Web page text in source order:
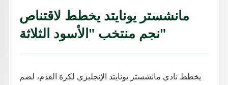
مانشستر يونايتد يخطط لاقتناص
نجم منتخب "الأسود الثلاثة"
يخطط نادي مانشستر يونايتد الإنجليزي لكرة القدم، لضم